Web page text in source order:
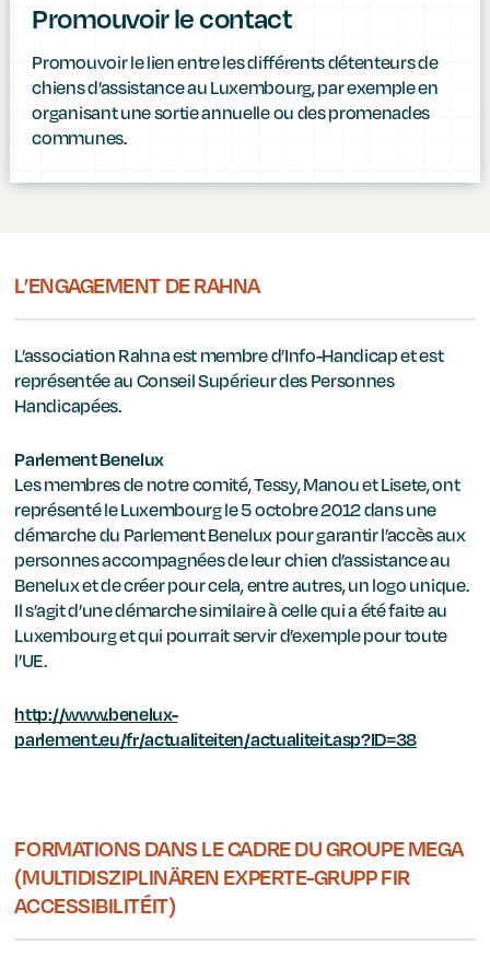
Promouvoir le contact
Promouvoir le lien entre les différents détenteurs de
chiens d’assistance au Luxembourg, par exemple en
organisant une sortie annuelle ou des promenades
communes.
L’ENGAGEMENT DE RAHNA
L’association Rahna est membre d’Info-Handicap et est
représentée au Conseil Supérieur des Personnes
Handicapées.
Parlement Benelux
Les membres de notre comité, Tessy, Manou et Lisete, ont
représenté le Luxembourg le 5 octobre 2012 dans une
démarche du Parlement Benelux pour garantir l’accès aux
personnes accompagnées de leur chien d’assistance au
Benelux et de créer pour cela, entre autres, un logo unique.
Il s’agit d’une démarche similaire à celle qui a été faite au
Luxembourg et qui pourrait servir d’exemple pour toute
l’UE.
http://www.benelux-
parlement.eu/fr/actualiteiten/actualiteit.asp?ID=38
FORMATIONS DANS LE CADRE DU GROUPE MEGA
(MULTIDISZIPLINÄREN EXPERTE-GRUPP FIR
ACCESSIBILITÉIT)